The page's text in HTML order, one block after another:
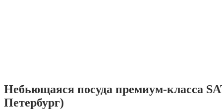
Небьющаяся посуда премиум-класса
Петербург)